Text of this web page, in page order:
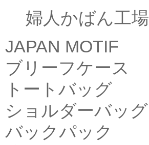
婦人かばん工場
JAPAN MOTIF
ブリーフケース
トートバッグ
ショルダーバッグ
バックパック